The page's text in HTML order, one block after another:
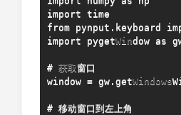
import time
from pynput.keyboard
import pygetWindow as
# 获取 窗口
window = gw.getWindows
# 移动窗口到左上角